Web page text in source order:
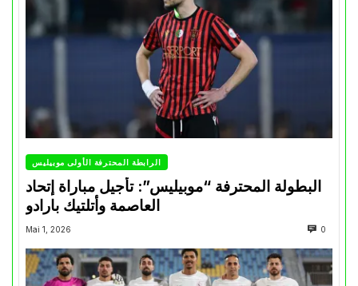
الرابطة المحترفة الأولى موبيليس
البطولة المحترفة “موبيليس”: تأجيل مباراة إتحاد
العاصمة وأتلتيك بارادو
Mai 1, 2026 0